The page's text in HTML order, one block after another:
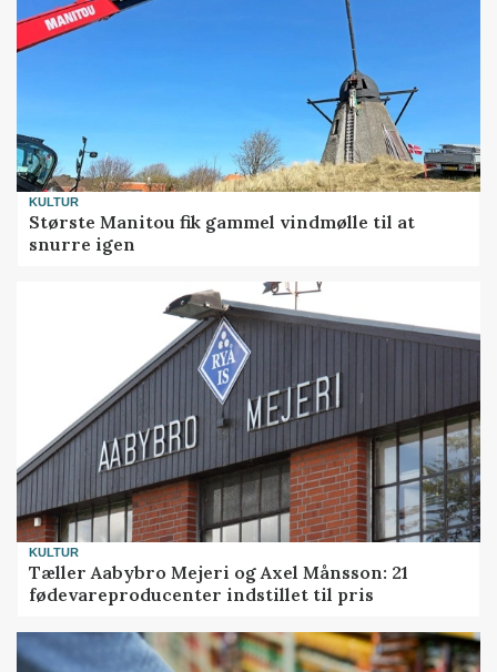
KULTUR
Største Manitou fik gammel vindmølle til at
snurre igen
KULTUR
Tæller Aabybro Mejeri og Axel Månsson: 21
fødevareproducenter indstillet til pris